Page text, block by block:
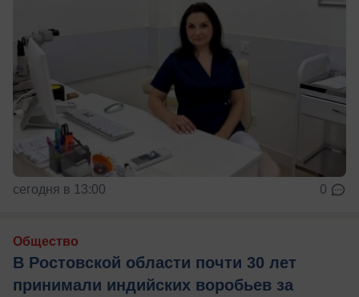
сегодня в 13:00 0
Общество
В Ростовской области почти 30 лет
принимали индийских воробьев за